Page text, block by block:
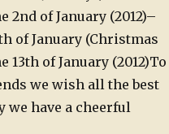
of January (2012)–
of January (Christmas
of January (2012)To
we wish all the best
we have a cheerful